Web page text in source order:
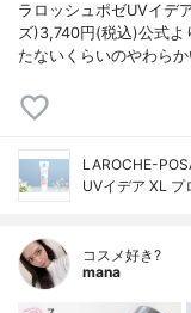
ラロッシュポゼUVイデ
ズ)3,740円(税込)公式
たないくらいのやわら
LAROCHE-
UVイデア XL プ
コスメ好き?
mana